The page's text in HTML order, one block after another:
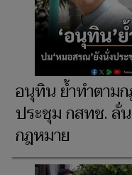
อนุทิน ย้ำทำตาม
ประชุม กสทช. ลั่
กฎหมาย